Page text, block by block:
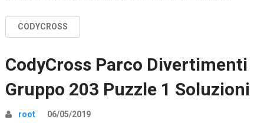
CODYCROSS
CodyCross Parco Divertimenti
Gruppo 203 Puzzle 1 Soluzioni
root 06/05/2019